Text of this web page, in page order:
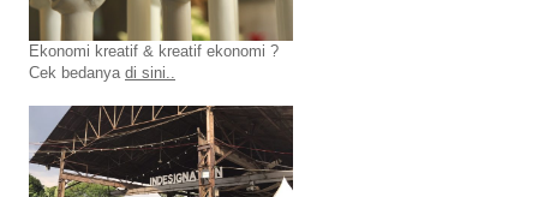
Ekonomi kreatif & kreatif ekonomi ?
Cek bedanya di sini..